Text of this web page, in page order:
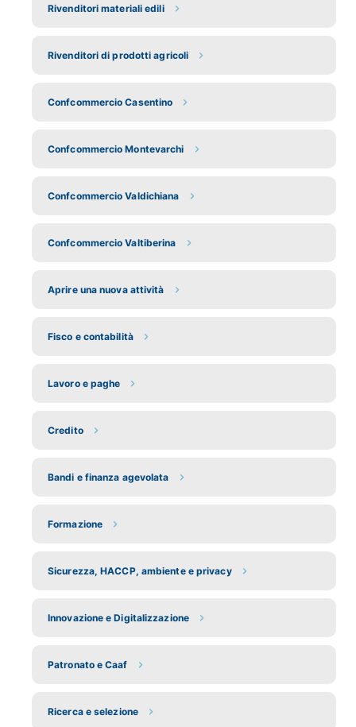
Rivenditori materiali edili
Rivenditori di prodotti agricoli
Confcommercio Casentino
Confcommercio Montevarchi
Confcommercio Valdichiana
Confcommercio Valtiberina
Aprire una nuova attività
Fisco e contabilità
Lavoro e paghe
Credito
Bandi e finanza agevolata
Formazione
Sicurezza, HACCP, ambiente e privacy
Innovazione e Digitalizzazione
Patronato e Caaf
Ricerca e selezione